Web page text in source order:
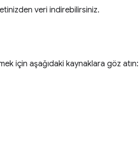
veri indirebilirsiniz.
için aşağıdaki kaynaklara göz atın: